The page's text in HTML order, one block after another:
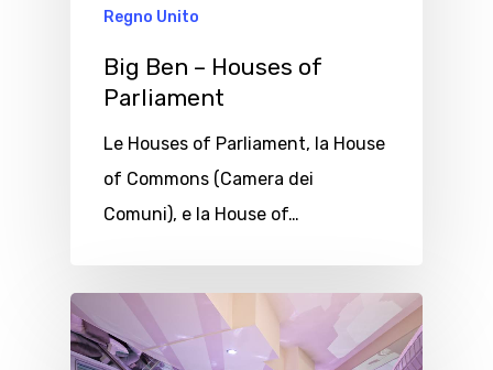
Regno Unito
Big Ben – Houses of
Parliament
Le Houses of Parliament, la House
of Commons (Camera dei
Comuni), e la House of…